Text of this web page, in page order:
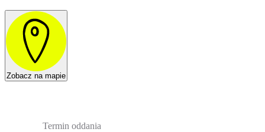
Zobacz na mapie
Termin oddania